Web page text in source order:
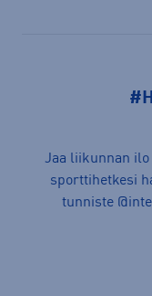
Jaa liikunnan
sporttihetkesi
tunniste